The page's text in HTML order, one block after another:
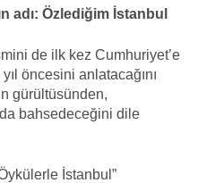
adı: Özlediğim İstanbul
de ilk kez Cumhuriyet’e
öncesini anlatacağını
gürültüsünden,
bahsedeceğini dile
İstanbul”